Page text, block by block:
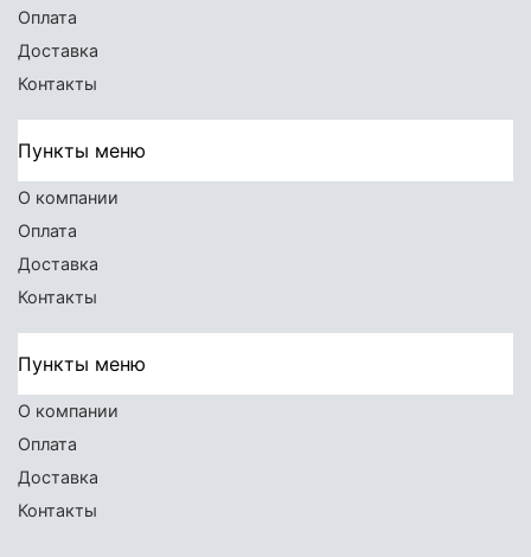
Оплата
Доставка
Контакты
Пункты меню
О компании
Оплата
Доставка
Контакты
Пункты меню
О компании
Оплата
Доставка
Контакты